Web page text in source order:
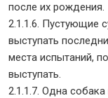
после их рождения.
2.1.1.6. Пустующие
выступать
места испытаний,
выступать.
2.1.1.7. Одна